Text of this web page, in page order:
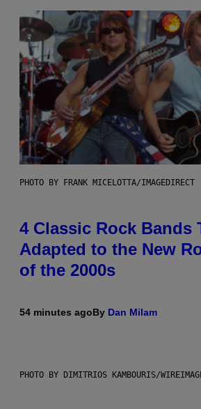
PHOTO BY FRANK MICELOTTA/IMAGEDIRECT
4 Classic Rock Bands
Adapted to the New
of the 2000s
54 minutes agoBy Dan Milam
PHOTO BY DIMITRIOS KAMBOURIS/